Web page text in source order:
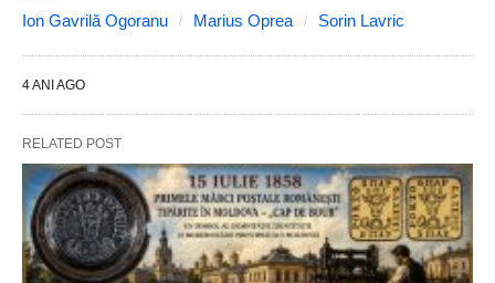
Ion Gavrilă Ogoranu Marius Oprea Sorin Lavric
4 ANI AGO
RELATED POST